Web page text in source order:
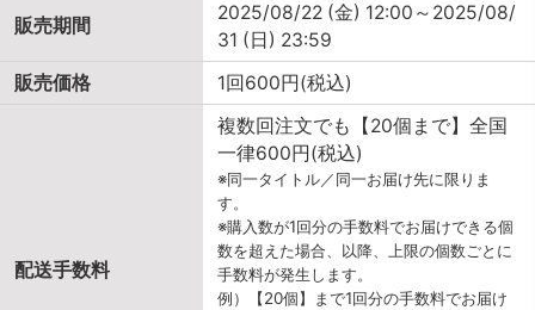
販売期間
2025/08/22 (金) 12:00～2025/08/
31 (日) 23:59
販売価格
1回600円(税込)
配送手数料
複数回注文でも【20個まで】全国
一律600円(税込)
※同一タイトル／同一お届け先に限りま
す。
※購入数が1回分の手数料でお届けできる個
数を超えた場合、以降、上限の個数ごとに
手数料が発生します。
例）【20個】まで1回分の手数料でお届け